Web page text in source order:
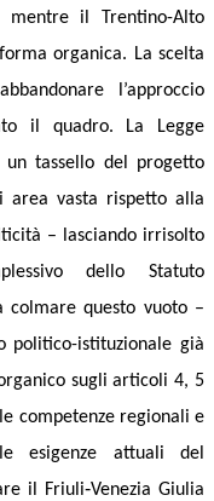
il Trentino-Alto
organica. La scelta
l’approccio
il quadro. La Legge
tassello del progetto
area vasta rispetto alla
– lasciando irrisolto
dello Statuto
colmare questo vuoto –
politico-istituzionale già
sugli articoli 4, 5
competenze regionali e
esigenze attuali del
il Friuli‑Venezia Giulia